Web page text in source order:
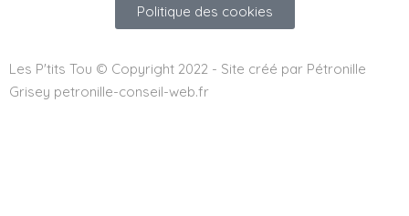
Politique des cookies
Les P'tits Tou © Copyright 2022 - Site créé par Pétronille
Grisey petronille-conseil-web.fr